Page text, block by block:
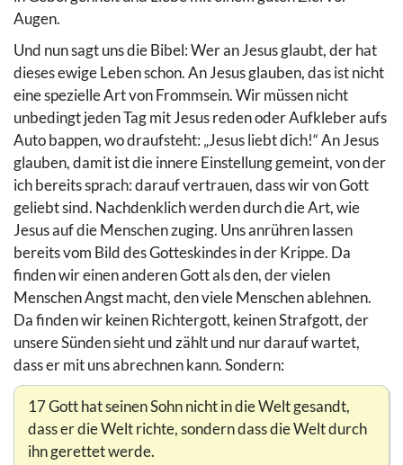
Augen.
Und nun sagt uns die Bibel: Wer an Jesus glaubt, der hat
dieses ewige Leben schon. An Jesus glauben, das ist nicht
eine spezielle Art von Frommsein. Wir müssen nicht
unbedingt jeden Tag mit Jesus reden oder Aufkleber aufs
Auto bappen, wo draufsteht: „Jesus liebt dich!“ An Jesus
glauben, damit ist die innere Einstellung gemeint, von der
ich bereits sprach: darauf vertrauen, dass wir von Gott
geliebt sind. Nachdenklich werden durch die Art, wie
Jesus auf die Menschen zuging. Uns anrühren lassen
bereits vom Bild des Gotteskindes in der Krippe. Da
finden wir einen anderen Gott als den, der vielen
Menschen Angst macht, den viele Menschen ablehnen.
Da finden wir keinen Richtergott, keinen Strafgott, der
unsere Sünden sieht und zählt und nur darauf wartet,
dass er mit uns abrechnen kann. Sondern:
17 Gott hat seinen Sohn nicht in die Welt gesandt,
dass er die Welt richte, sondern dass die Welt durch
ihn gerettet werde.